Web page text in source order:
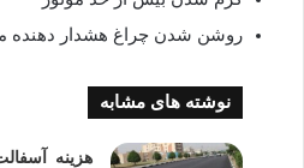
روشن شدن چراغ هشدار دهنده
نوشته های مشابه